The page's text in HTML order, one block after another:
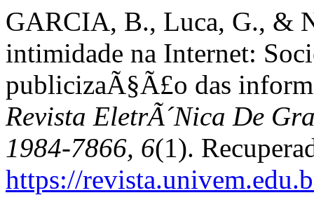
GARCIA, B., Luca, G., &
intimidade na Internet:
publicizaÃ§Ã£o das
Revista EletrÃ´Nica De
1984-7866, 6(1).
https://